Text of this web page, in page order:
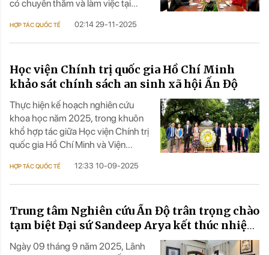
có chuyến thăm và làm việc tại
Học viện Chính trị quốc gia Hồ Chí
Minh.
HỢP TÁC QUỐC TẾ 02:14 29-11-2025
Học viện Chính trị quốc gia Hồ Chí Minh
khảo sát chính sách an sinh xã hội Ấn Độ
Thực hiện kế hoạch nghiên cứu
khoa học năm 2025, trong khuôn
khổ hợp tác giữa Học viện Chính trị
quốc gia Hồ Chí Minh và Viện
Nam, từ ngày 23 tới ngày
29/8/2025, Đoàn công tác của
Minh do PGS TS Lê Văn Chiến, Viện
trưởng Viện Lãnh đạo học và Hành
chuyến nghiên cứu chính sách an
HỢP TÁC QUỐC TẾ 12:33 10-09-2025
Trung tâm Nghiên cứu Ấn Độ trân trọng chào
tạm biệt Đại sứ Sandeep Arya kết thúc nhiệm
kỳ công tác
Ngày 09 tháng 9 năm 2025, Lãnh